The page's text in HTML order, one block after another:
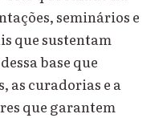
seminários e
que sustentam
base que
as curadorias e a
que garantem